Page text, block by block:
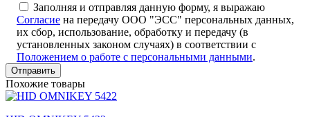
Заполняя и отправляя данную форму, я выражаю
Согласие на передачу ООО "ЭСС" персональных данных,
их сбор, использование, обработку и передачу (в
установленных законом случаях) в соответствии с
Положением о работе с персональными данными.
Похожие товары